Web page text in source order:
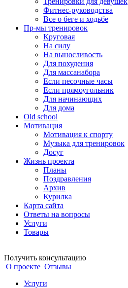
Фитнес-руководства
Все о беге и ходьбе
Пр-мы тренировок
Круговая
На силу
На выносливость
Для похудения
Для массанабора
Если песочные часы
Если прямоугольник
Для начинающих
Для дома
Old school
Мотивация
Мотивация к спорту
Музыка для тренировок
Досуг
Жизнь проекта
Планы
Поздравления
Архив
Курилка
Карта сайта
Ответы на вопросы
Услуги
Товары
Получить консультацию
О проекте Отзывы
Услуги